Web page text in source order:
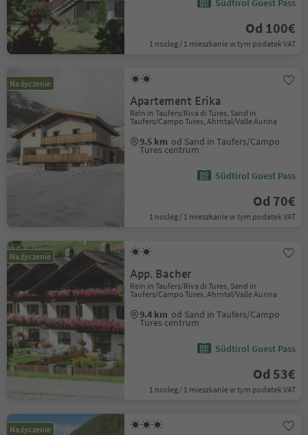
Südtirol Guest Pass
Od 100€
1 nocleg / 1 mieszkanie w tym podatek VAT
Na życzenie
Apartement Erika
Rein in Taufers/Riva di Tures, Sand in
Taufers/Campo Tures, Ahrntal/Valle Aurina
9.5 km od Sand in Taufers/Campo
Tures centrum
Südtirol Guest Pass
Od 70€
1 nocleg / 1 mieszkanie w tym podatek VAT
Na życzenie
App. Bacher
Rein in Taufers/Riva di Tures, Sand in
Taufers/Campo Tures, Ahrntal/Valle Aurina
9.4 km od Sand in Taufers/Campo
Tures centrum
Südtirol Guest Pass
Od 53€
1 nocleg / 1 mieszkanie w tym podatek VAT
Na życzenie